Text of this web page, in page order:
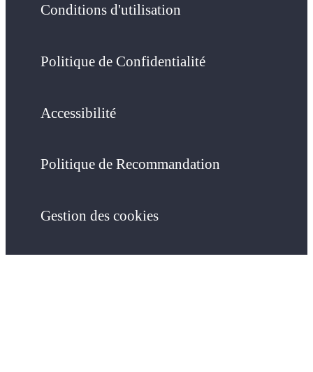
Conditions d'utilisation
Politique de Confidentialité
Accessibilité
Politique de Recommandation
Gestion des cookies